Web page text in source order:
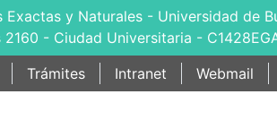
Exactas y Naturales - Universidad de
2160 - Ciudad Universitaria -
Trámites Intranet Webmail